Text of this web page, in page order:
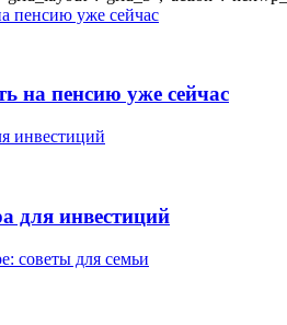
на пенсию уже сейчас
для инвестиций